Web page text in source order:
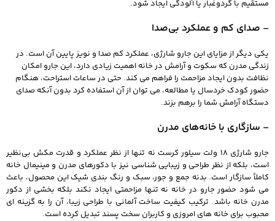
مستقیم با گردوغبار یا آلودگی ایجاد شود.
– صدای کم و عملکرد بی‌صدا
یکی دیگر از مزایای این جارو شارژی، عملکرد کم‌ صدا و نویز پایین آن است. در
زندگی مدرن که سکوت و آرامش در خانه اهمیت زیادی دارد، این جارو امکان
نظافت بدون ایجاد مزاحمت را فراهم می‌ کند. حتی در ساعات استراحت، هنگام
حضور کودک خردسال یا مطالعه، می‌ توان از آن استفاده کرد بدون آنکه صدای
دستگاه آرامش شما را برهم بزند.
– سازگاری با خانه‌های مدرن
جارو شارژی 18 ولت سیلور کرست نه تنها از نظر عملکرد و قدرت مکش بی‌نظیر
است، بلکه از نظر طراحی و زیبایی‌ شناسی نیز با دکورهای مدرن و مینیمال خانه
کاملاً سازگار است. بدنه جمع‌ و جور، سبک و رنگ‌ بندی شیک این محصول، باعث
می‌ شود حضور جارو در خانه نه تنها مزاحمتی ایجاد نکند بلکه بخشی از دکور
مدرن خانه باشد. ترکیب کیفیت ساخت آلمانی با طراحی زیبا، آن را به گزینه‌ ای
محبوب برای خانه‌ های امروزی و کاربران سخت‌ پسند تبدیل کرده است.